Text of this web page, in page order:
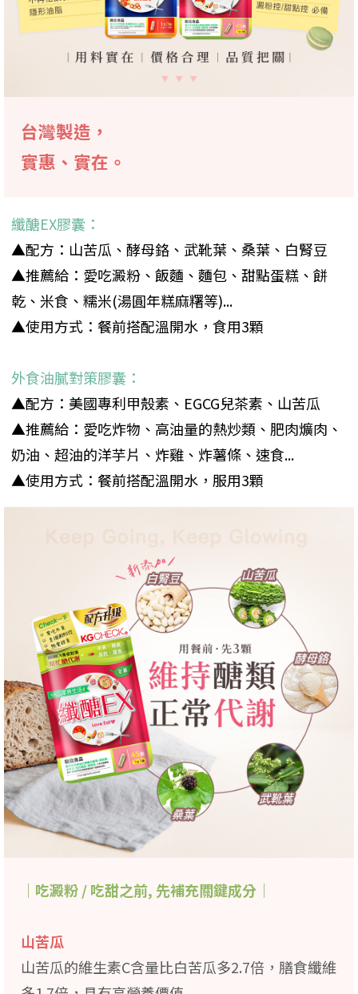
台灣製造，
實惠、實在。
纖醣EX膠囊：
▲配方：山苦瓜、酵母鉻、武靴葉、桑葉、白腎豆
▲推薦給：愛吃澱粉、飯麵、麵包、甜點蛋糕、餅
乾、米食、糯米(湯圓年糕麻糬等)...
▲使用方式：餐前搭配溫開水，食用3顆
外食油膩對策膠囊：
▲配方：美國專利甲殼素、EGCG兒茶素、山苦瓜
▲推薦給：愛吃炸物、高油量的熱炒類、肥肉爌肉、
奶油、超油的洋芋片、炸雞、炸薯條、速食...
▲使用方式：餐前搭配溫開水，服用3顆
｜吃澱粉 / 吃甜之前, 先補充關鍵成分｜
山苦瓜
山苦瓜的維生素C含量比白苦瓜多2.7倍，膳食纖維